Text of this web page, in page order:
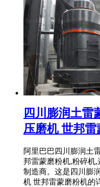
四川膨润土雷
压磨机 世邦雷
阿里巴巴四川膨润土
邦雷蒙磨粉机,粉碎机
制造商。这是四川膨
机 世邦雷蒙磨粉机的